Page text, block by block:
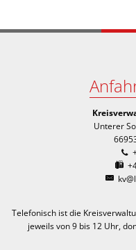
Unterer
Telefonisch ist die
jeweils von 9 bis 12 Uhr,